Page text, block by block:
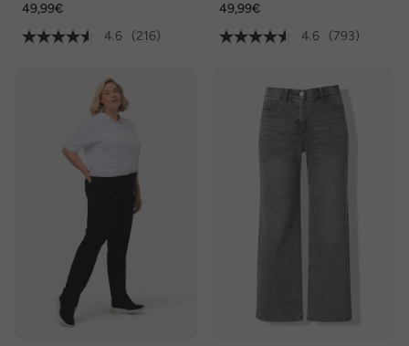
Schnitt
49,99€
4.6
(216)
Komfortbund
49,99€
4.6
(793)